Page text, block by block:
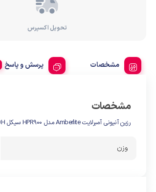
تحویل اکسپرس
مشخصات پرسش و پاسخ
مشخصات
رزین آنیونی آمبرلایت Amberlite مدل HPR900 سیکل OH
وزن